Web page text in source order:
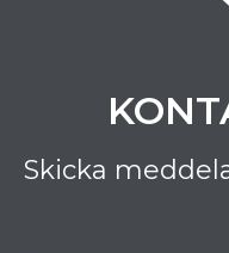
Skicka